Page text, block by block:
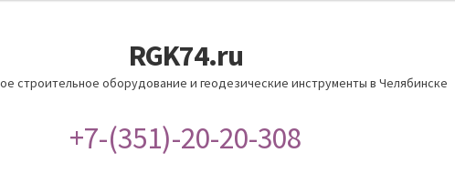
RGK74.ru
строительное оборудование и геодезические инструменты в Челябинске
+7-(351)-20-20-308